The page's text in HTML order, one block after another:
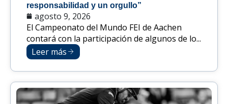
responsabilidad y un orgullo”
agosto 9, 2026
El Campeonato del Mundo FEI de Aachen
contará con la participación de algunos de lo...
Leer más